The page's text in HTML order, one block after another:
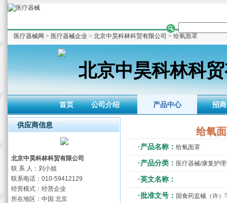
医疗器械网 > 医疗器械企业 > 北京中昊科林科贸有限公司 > 给氧面罩
北京中昊科林科
首页 公司介绍 产品中心 招
给氧
·产品名称： 给氧面罩
·产品分类： 医疗器械/康复护
·英文名称：
·批准文号： 国食药监械（许）
供应商信息
北京中昊科林科贸有限公司
联 系 人：刘小姐
联系电话：010-59412129
经营模式：经营企业
所在地区：中国 北京